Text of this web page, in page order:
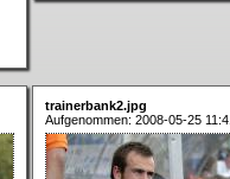
trainerbank2.jpg
Aufgenommen: 2008-05-25